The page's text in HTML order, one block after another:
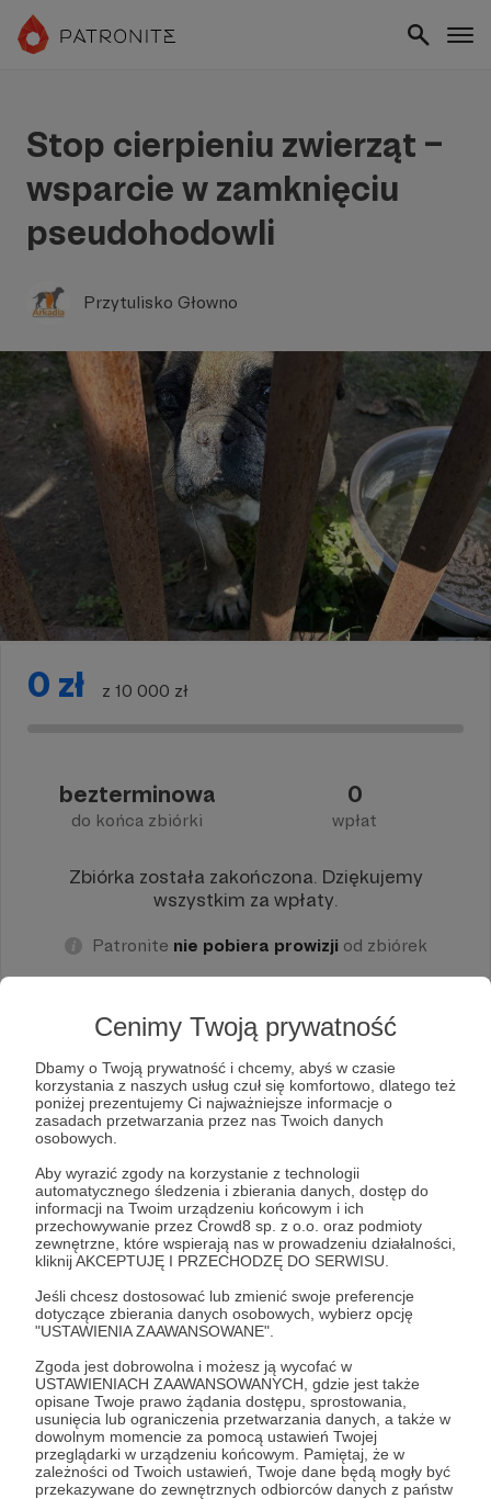
Cenimy Twoją prywatność
Dbamy o Twoją prywatność i chcemy, abyś w czasie
korzystania z naszych usług czuł się komfortowo, dlatego też
poniżej prezentujemy Ci najważniejsze informacje o
zasadach przetwarzania przez nas Twoich danych
osobowych.
Aby wyrazić zgody na korzystanie z technologii
automatycznego śledzenia i zbierania danych, dostęp do
informacji na Twoim urządzeniu końcowym i ich
przechowywanie przez Crowd8 sp. z o.o. oraz podmioty
zewnętrzne, które wspierają nas w prowadzeniu działalności,
kliknij AKCEPTUJĘ I PRZECHODZĘ DO SERWISU.
Jeśli chcesz dostosować lub zmienić swoje preferencje
dotyczące zbierania danych osobowych, wybierz opcję
"USTAWIENIA ZAAWANSOWANE".
Zgoda jest dobrowolna i możesz ją wycofać w
USTAWIENIACH ZAAWANSOWANYCH, gdzie jest także
opisane Twoje prawo żądania dostępu, sprostowania,
usunięcia lub ograniczenia przetwarzania danych, a także w
dowolnym momencie za pomocą ustawień Twojej
przeglądarki w urządzeniu końcowym. Pamiętaj, że w
zależności od Twoich ustawień, Twoje dane będą mogły być
przekazywane do zewnętrznych odbiorców danych z państw
Stop cierpieniu zwierząt –
wsparcie w zamknięciu
pseudohodowli
Przytulisko Głowno
0 zł z 10 000 zł
bezterminowa
do końca zbiórki
0
wpłat
Zbiórka została zakończona. Dziękujemy
wszystkim za wpłaty.
Patronite nie pobiera prowizji od zbiórek
Drodzy Patroni,
chcielibyśmy podzielić się z Wami jedną z
miejsca, nie mieliśmy pojęcia jak dużo
cierpiących i błagających o pomoc istot tam
zastaniemy. To miejsce na zawsze zostanie w
naszej pamięci. Uratowaliśmy 18 zwierząt, które
czekały w tych kojcach na śmierć. Ale nie
możemy pozwolić aby osoba od której je
odebraliśmy nie odpowiedziała za swoje czyny, a
co gorsza zaraz zamknęła tam kolejne niewinne
zwierzeta.
Mamy do Was ogromna prośbę, pomóżcie nam
zebrać finanse na sprawę sądową, potrzebujemy
opłacić Mecenas która będzie reprezentować
nas podczas postępowania przygotowawczego
oraz postępowania sądowego. Niestety ledwo